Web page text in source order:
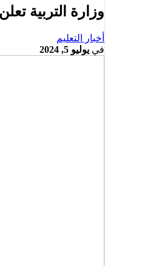
وزارة التربية
أخبار التعليم
في يوليو 5, 2024